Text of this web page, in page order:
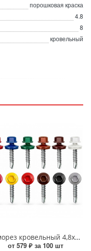
порошковая краска
4.8
8
кровельный
Саморез кровельный 4,8x70 по дереву RAL 8019 (серо-коричневый), Тайвань УТ000017549
от 579 ₽ за 100 шт